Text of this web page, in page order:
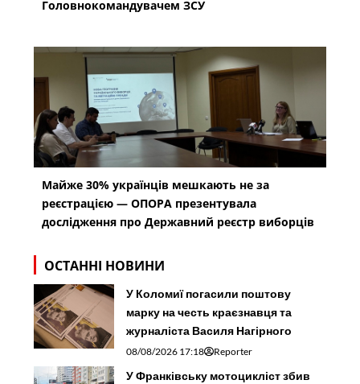
Головнокомандувачем ЗСУ
Майже 30% українців мешкають не за
реєстрацією — ОПОРА презентувала
дослідження про Державний реєстр виборців
ОСТАННІ НОВИНИ
У Коломиї погасили поштову
марку на честь краєзнавця та
журналіста Василя Нагірного
08/08/2026 17:18 Reporter
У Франківську мотоцикліст збив